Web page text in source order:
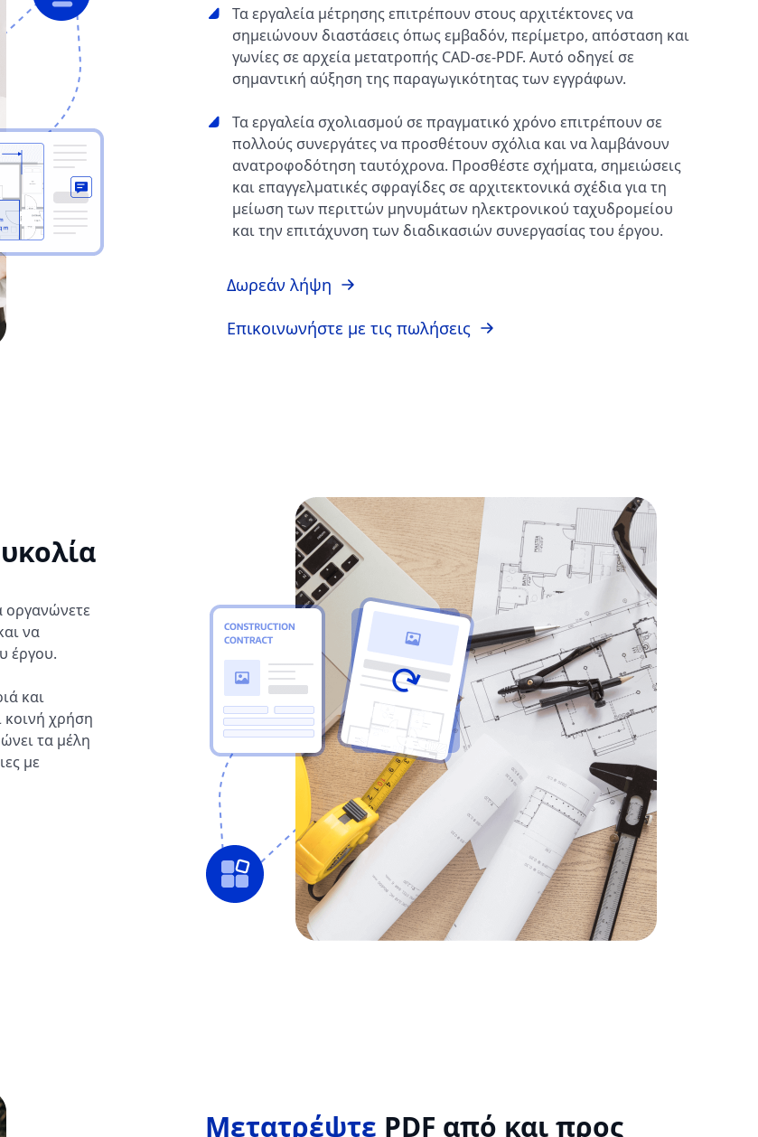
Τα εργαλεία μέτρησης επιτρέπουν στους αρχιτέκτονες να
σημειώνουν διαστάσεις όπως εμβαδόν, περίμετρο, απόσταση και
γωνίες σε αρχεία μετατροπής CAD-σε-PDF. Αυτό οδηγεί σε
σημαντική αύξηση της παραγωγικότητας των εγγράφων.
Τα εργαλεία σχολιασμού σε πραγματικό χρόνο επιτρέπουν σε
πολλούς συνεργάτες να προσθέτουν σχόλια και να λαμβάνουν
ανατροφοδότηση ταυτόχρονα. Προσθέστε σχήματα, σημειώσεις
και επαγγελματικές σφραγίδες σε αρχιτεκτονικά σχέδια για τη
μείωση των περιττών μηνυμάτων ηλεκτρονικού ταχυδρομείου
και την επιτάχυνση των διαδικασιών συνεργασίας του έργου.
Δωρεάν λήψη
Επικοινωνήστε με τις πωλήσεις
οργανώνετε
να
έργου.
και
χρήση
τα μέλη
με
Μετατρέψτε PDF από και προς